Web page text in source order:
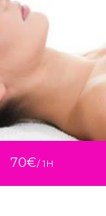
70€/ 1H